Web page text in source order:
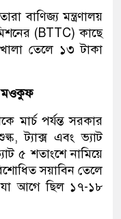
বাণিজ্য মন্ত্রণালয়
(BTTC) কাছে
তেলে ১৩ টাকা
মওকুফ
মার্চ পর্যন্ত সরকার
ট্যাক্স এবং ভ্যাট
৫ শতাংশে নামিয়ে
সয়াবিন তেলে
আগে ছিল ১৭-১৮